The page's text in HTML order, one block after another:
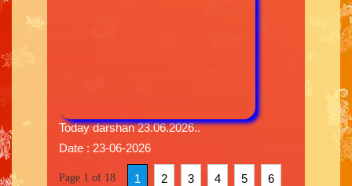
Today darshan 23.06.2026..
Date : 23-06-2026
Page 1 of 18 1 2 3 4 5 6